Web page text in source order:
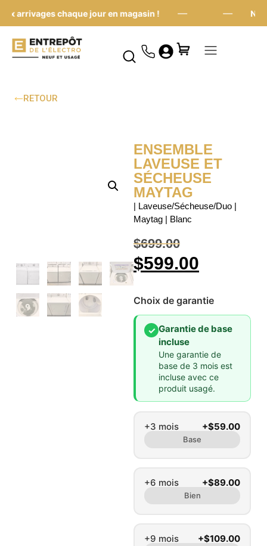
arrivages chaque jour en magasin ! — —
RETOUR
ENSEMBLE
LAVEUSE ET
SÉCHEUSE
MAYTAG
| Laveuse/Sécheuse/Duo |
Maytag | Blanc
$699.00
$599.00
Choix de garantie
✓ Garantie de base
incluse
Une garantie de
base de 3 mois est
incluse avec ce
produit usagé.
+3 mois +$59.00
Base
+6 mois +$89.00
Bien
+9 mois +$109.00